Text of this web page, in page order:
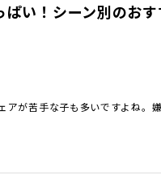
い！シーン別のお
アが苦手な子も多いですよね。